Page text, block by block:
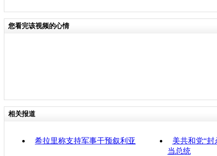
您看完该视频的心情
相关报道
希拉里称支持军事干预叙利亚
美共和党“封
当总统